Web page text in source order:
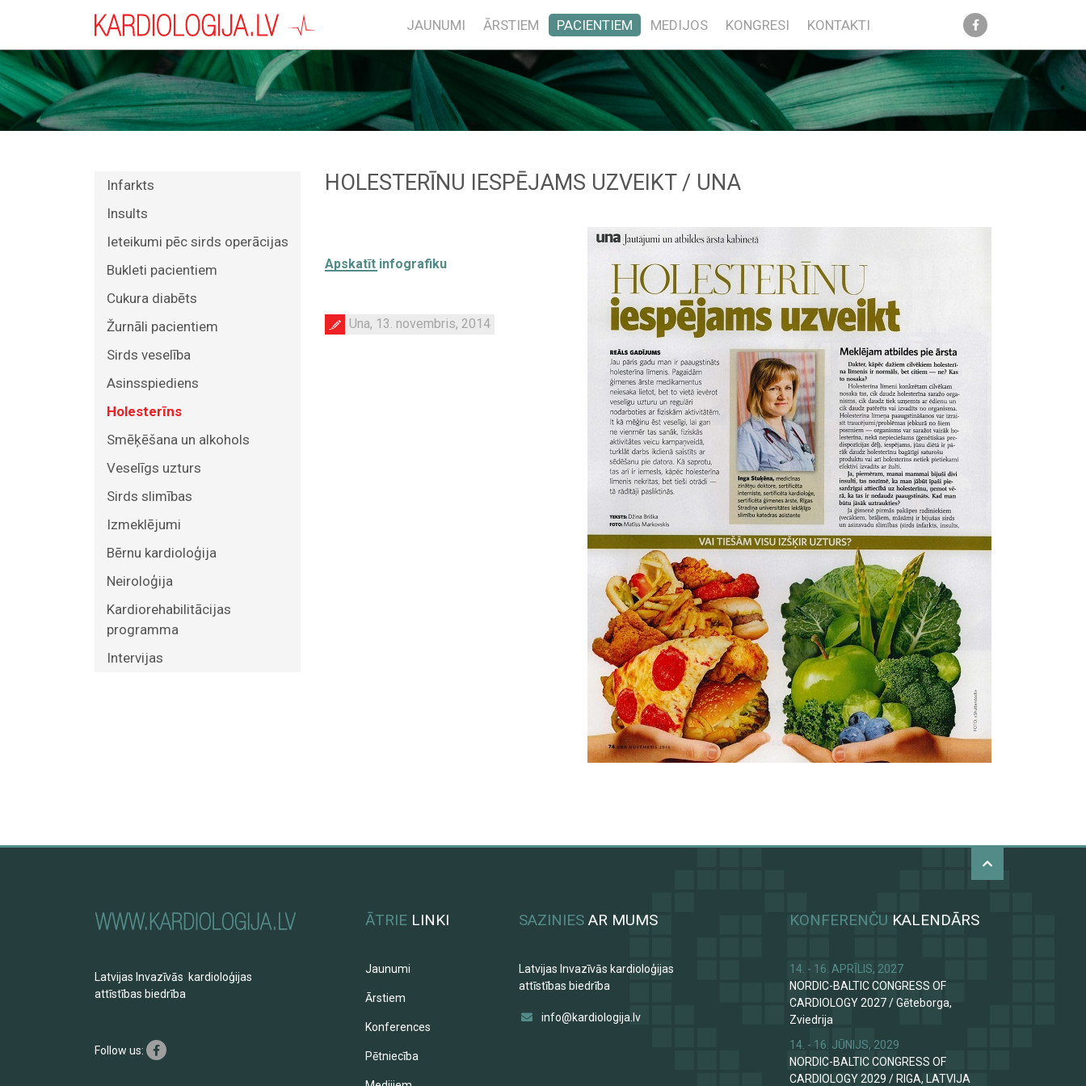
JAUNUMI ĀRSTIEM PACIENTIEM MEDIJOS KONGRESI KONTAKTI
Infarkts
Insults
Ieteikumi pēc sirds operācijas
Bukleti pacientiem
Cukura diabēts
Žurnāli pacientiem
Sirds veselība
Asinsspiediens
Holesterīns
Smēķēšana un alkohols
Veselīgs uzturs
Sirds slimības
Izmeklējumi
Bērnu kardioloģija
Neiroloģija
Kardiorehabilitācijas
programma
Intervijas
HOLESTERĪNU IESPĒJAMS UZVEIKT / UNA
Apskatīt infografiku
Una, 13. novembris, 2014
KONFERENČU KALENDĀRS
14. - 16. APRĪLIS, 2027
NORDIC-BALTIC CONGRESS OF
CARDIOLOGY 2027/Gēteborga,
Zviedrija
14. - 16. JŪNIJS, 2029
NORDIC-BALTIC CONGRESS OF
CARDIOLOGY 2029 / RIGA, LATVIJA
ĀTRIE LINKI
Jaunumi
Ārstiem
Konferences
Pētniecība
SAZINIES AR MUMS
Latvijas Invazīvās kardioloģijas
attīstības biedrība
info@kardiologija.lv
Latvijas Invazīvās kardioloģijas
attīstības biedrība
Follow us: